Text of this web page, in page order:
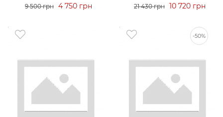
9 500 грн 4 750 грн 21 430 грн 10 720 грн
-50%